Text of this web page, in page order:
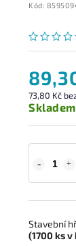
Kód:
73,80 Kč
Skladem
Stavební
(1700ksv